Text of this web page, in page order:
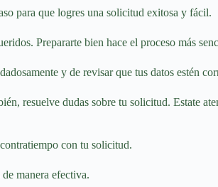
para que logres una solicitud exitosa y fácil.
Prepararte bien hace el proceso más
y de revisar que tus datos estén
resuelve dudas sobre tu solicitud. Estate
con tu solicitud.
manera efectiva.